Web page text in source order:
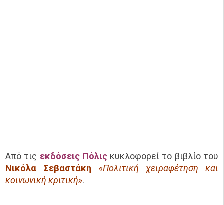
Από τις εκδόσεις Πόλιςκυκλοφορεί το βιβλίο του
Νικόλα Σεβαστάκη
«Πολιτική χειραφέτηση και
κοινωνική κριτική».